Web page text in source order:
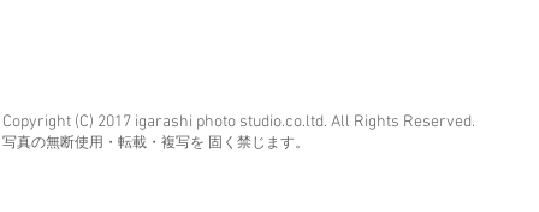
Copyright (C) 2017 igarashi photo studio.co.ltd. All Rights Reserved.
写真の無断使用・転載・複写を 固く禁じます。